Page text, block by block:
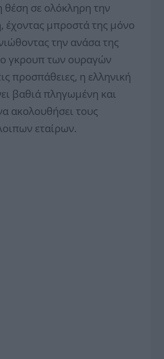
θέση σε ολόκληρη την
μπροστά της μόνο
την ανάσα της
γκρουπ των ουραγών
προσπάθειες, η ελληνική
βαθιά πληγωμένη και
ακολουθήσει τους
εταίρων.